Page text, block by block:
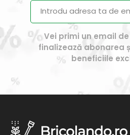
Vei primi un email
finalizează abonarea
beneficiile